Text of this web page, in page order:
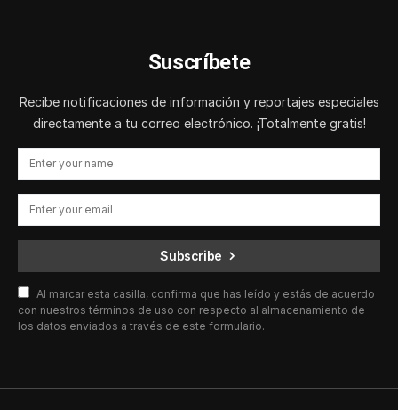
Suscríbete
Recibe notificaciones de información y reportajes especiales
directamente a tu correo electrónico. ¡Totalmente gratis!
Subscribe
Al marcar esta casilla, confirma que has leído y estás de acuerdo
con nuestros términos de uso con respecto al almacenamiento de
los datos enviados a través de este formulario.